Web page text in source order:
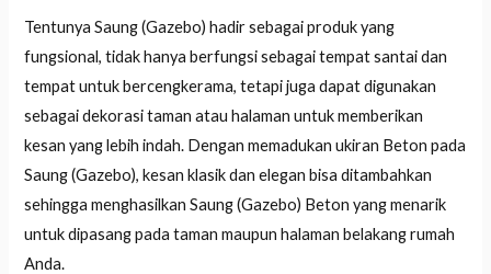
Tentunya Saung (Gazebo) hadir sebagai produk yang
fungsional, tidak hanya berfungsi sebagai tempat santai dan
tempat untuk bercengkerama, tetapi juga dapat digunakan
sebagai dekorasi taman atau halaman untuk memberikan
kesan yang lebih indah. Dengan memadukan ukiran Beton pada
Saung (Gazebo), kesan klasik dan elegan bisa ditambahkan
sehingga menghasilkan Saung (Gazebo) Beton yang menarik
untuk dipasang pada taman maupun halaman belakang rumah
Anda.